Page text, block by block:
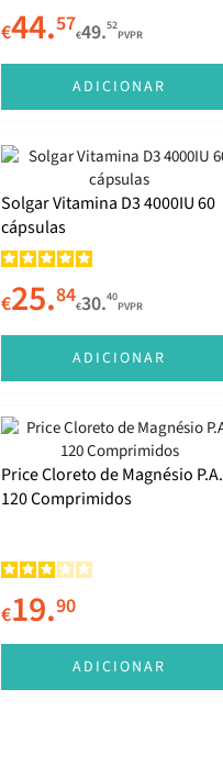
€44.57€49.52
PVPR
ADICIONAR
Solgar Vitamina D3 4000IU 60
cápsulas
€25.84€30.40
PVPR
ADICIONAR
Price Cloreto de Magnésio P.A.
120 Comprimidos
€19.90
ADICIONAR